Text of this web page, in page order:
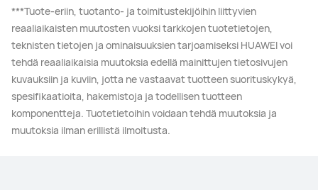
***Tuote-eriin, tuotanto- ja toimitustekijöihin liittyvien
reaaliaikaisten muutosten vuoksi tarkkojen tuotetietojen,
teknisten tietojen ja ominaisuuksien tarjoamiseksi HUAWEI voi
tehdä reaaliaikaisia muutoksia edellä mainittujen tietosivujen
kuvauksiin ja kuviin, jotta ne vastaavat tuotteen suorituskykyä,
spesifikaatioita, hakemistoja ja todellisen tuotteen
komponentteja. Tuotetietoihin voidaan tehdä muutoksia ja
muutoksia ilman erillistä ilmoitusta.